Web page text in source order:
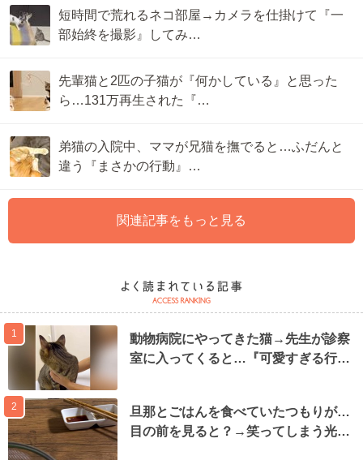
短時間で荒れるネコ部屋→カメラを仕掛けて『一
部始終を撮影』してみ…
先輩猫と2匹の子猫が『何かしている』と思った
ら…131万再生された『…
弟猫の入院中、ママが兄猫を撫でると…ふだんと
違う『まさかの行動』…
関連記事をもっと見る
1
動物病院にやってきた猫→先生が診察
室に入ってくると…『可愛すぎる行…
2
旦那とごはんを食べていたつもりが…
目の前を見ると？→笑ってしまう光…